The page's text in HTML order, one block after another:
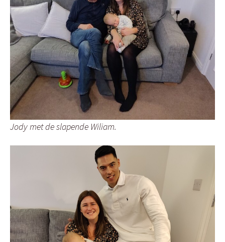
Jody met de slapende Wiliam.